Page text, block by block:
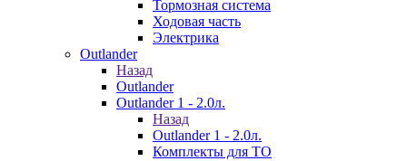
Тормозная система
Ходовая часть
Электрика
Outlander
Назад
Outlander
Outlander 1 - 2.0л.
Назад
Outlander 1 - 2.0л.
Комплекты для ТО